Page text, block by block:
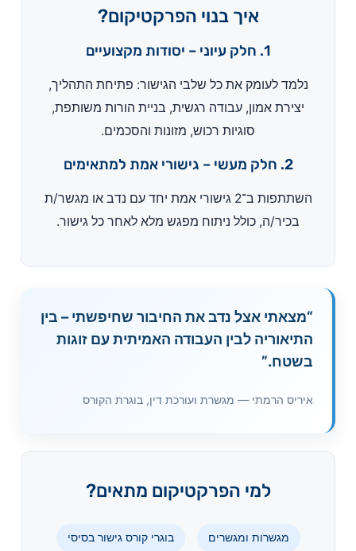
איך בנוי הפרקטיקום?
1. חלק עיוני – יסודות מקצועיים
נלמד לעומק את כל שלבי הגישור: פתיחת התהליך,
יצירת אמון, עבודה רגשית, בניית הורות משותפת,
סוגיות רכוש, מזונות והסכמים.
2. חלק מעשי – גישורי אמת למתאימים
השתתפות ב־2 גישורי אמת יחד עם נדב או מגשר/ת
בכיר/ה, כולל ניתוח מפגש מלא לאחר כל גישור.
“מצאתי אצל נדב את החיבור שחיפשתי – בין
התיאוריה לבין העבודה האמיתית עם זוגות
בשטח.”
איריס הרמתי — מגשרת ועורכת דין, בוגרת הקורס
למי הפרקטיקום מתאים?
מגשרות ומגשרים בוגרי קורס גישור בסיסי